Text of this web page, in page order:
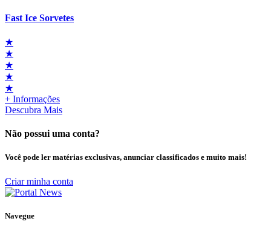
Fast Ice Sorvetes
★
★
★
★
★
+ Informações
Descubra Mais
Não possui uma conta?
Você pode ler matérias exclusivas, anunciar classificados e muito mais!
Criar minha conta
Navegue